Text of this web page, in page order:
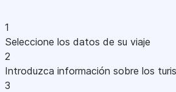
1
Seleccione los datos de su viaje
2
Introduzca información sobre los
3